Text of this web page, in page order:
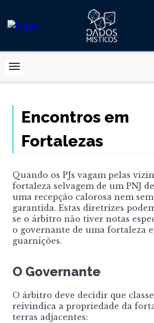
Encontros em
Fortalezas
Quando os PJs vagam pelas
fortaleza selvagem de um PNJ
uma recepção calorosa nem
garantida. Estas diretrizes
se o árbitro não tiver notas
o governante de uma fortaleza e
guarnições.
O Governante
O árbitro deve decidir que classe
reivindica a propriedade da
terras adjacentes: